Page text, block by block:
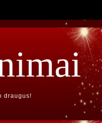
draugus!